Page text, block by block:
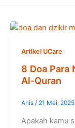
Artikel UCare
8 Doa Para
Al-Quran
Anis / 21 Mei, 2025
Apakah kamu